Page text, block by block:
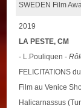
SWEDEN Film
2019
LA PESTE, CM
- L.Pouliquen -
FELICITATIONS
Film au Venice
Halicarnassus